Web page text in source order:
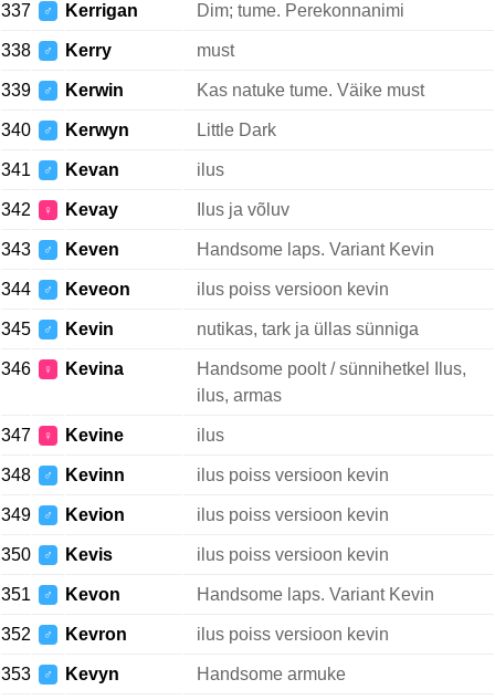
337 ♂ Kerrigan Dim; tume. Perekonnanimi
338 ♂ Kerry must
339 ♂ Kerwin Kas natuke tume. Väike must
340 ♂ Kerwyn Little Dark
341 ♂ Kevan ilus
342 ♀ Kevay Ilus ja võluv
343 ♂ Keven Handsome laps. Variant Kevin
344 ♂ Keveon ilus poiss versioon kevin
345 ♂ Kevin nutikas, tark ja üllas sünniga
346 ♀ Kevina
Handsome poolt / sünnihetkel Ilus,
ilus, armas
347 ♀ Kevine ilus
348 ♂ Kevinn ilus poiss versioon kevin
349 ♂ Kevion ilus poiss versioon kevin
350 ♂ Kevis ilus poiss versioon kevin
351 ♂ Kevon Handsome laps. Variant Kevin
352 ♂ Kevron ilus poiss versioon kevin
353 ♂ Kevyn Handsome armuke